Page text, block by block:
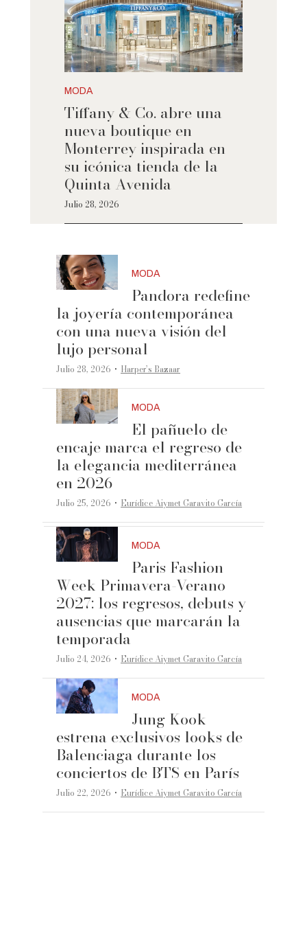
MODA
Tiffany & Co. abre una
nueva boutique en
Monterrey inspirada en
su icónica tienda de la
Quinta Avenida
Julio 28, 2026
MODA
Pandora redefine
la joyería contemporánea
con una nueva visión del
lujo personal
Julio 28, 2026 ·Harper’s Bazaar
MODA
El pañuelo de
encaje marca el regreso de
la elegancia mediterránea
en 2026
Julio 25, 2026 ·Eurídice Aiymet Garavito García
MODA
Paris Fashion
Week Primavera-Verano
2027: los regresos, debuts y
ausencias que marcarán la
temporada
Julio 24, 2026 ·Eurídice Aiymet Garavito García
MODA
Jung Kook
estrena exclusivos looks de
Balenciaga durante los
conciertos de BTS en París
Julio 22, 2026 ·Eurídice Aiymet Garavito García